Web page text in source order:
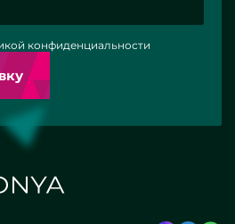
конфиденциальности